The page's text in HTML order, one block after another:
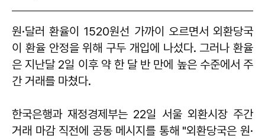
원·달러 환율이 1520원선 가까이 오르면서 외환당국
이 환율 안정을 위해 구두 개입에 나섰다. 그러나 환율
은 지난달 2일 이후 약 한 달 반 만에 높은 수준에서 주
간 거래를 마쳤다.
한국은행과 재정경제부는 22일 서울 외환시장 주간
거래 마감 직전에 공동 메시지를 통해 "외환당국은 원·